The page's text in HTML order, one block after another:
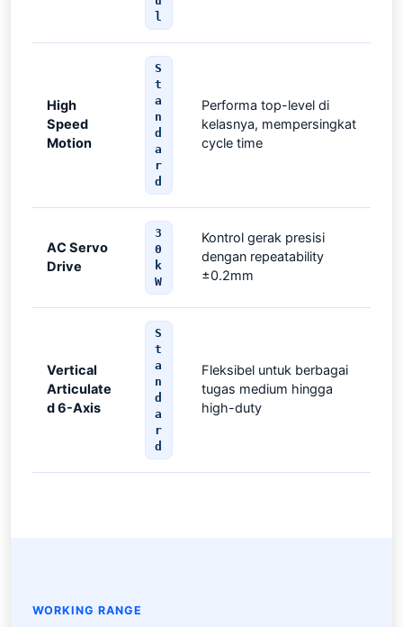
l
High
Speed
Motion
S
t
a
n
d
a
r
d
Performa top-level di
kelasnya, mempersingkat
cycle time
AC Servo
Drive
3
0
k
W
Kontrol gerak presisi
dengan repeatability
±0.2mm
Vertical
Articulate
d 6-Axis
S
t
a
n
d
a
r
d
Fleksibel untuk berbagai
tugas medium hingga
high-duty
WORKING RANGE